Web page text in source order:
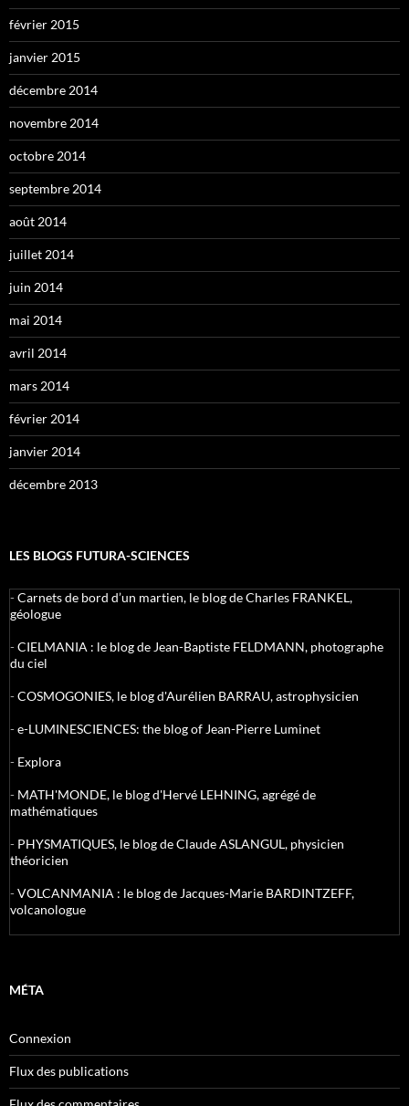
février 2015
janvier 2015
décembre 2014
novembre 2014
octobre 2014
septembre 2014
août 2014
juillet 2014
juin 2014
mai 2014
avril 2014
mars 2014
février 2014
janvier 2014
décembre 2013
LES BLOGS FUTURA-SCIENCES
-Carnets de bord d’un martien, le blog de Charles FRANKEL,
géologue
-CIELMANIA : le blog de Jean-Baptiste FELDMANN, photographe
du ciel
-COSMOGONIES, le blog d'Aurélien BARRAU, astrophysicien
-e-LUMINESCIENCES: the blog of Jean-Pierre Luminet
- Explora
- MATH'MONDE, le blog d'Hervé LEHNING, agrégé de
mathématiques
- PHYSMATIQUES, le blog de Claude ASLANGUL, physicien
théoricien
-VOLCANMANIA : le blog de Jacques-Marie BARDINTZEFF,
volcanologue
MÉTA
Connexion
Flux des publications